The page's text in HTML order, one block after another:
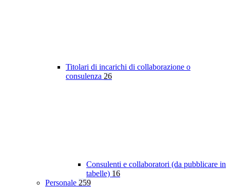
Titolari di incarichi di collaborazione o
consulenza 26
Consulenti e collaboratori (da pubblicare in
tabelle) 16
Personale 259